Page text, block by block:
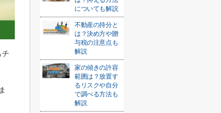
チ
についても解説
不動産の持分と
は？決め方や贈
与税の注意点も
解説
家の傾きの許容
範囲は？放置す
るリスクや自分
で調べる方法も
解説